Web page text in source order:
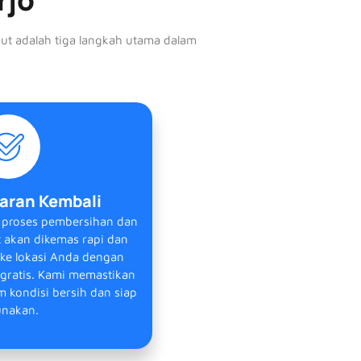
adalah tiga langkah utama dalam
Kembali
pembersihan dan
dikemas rapi dan
lokasi Anda dengan
Kami memastikan
kondisi bersih dan siap